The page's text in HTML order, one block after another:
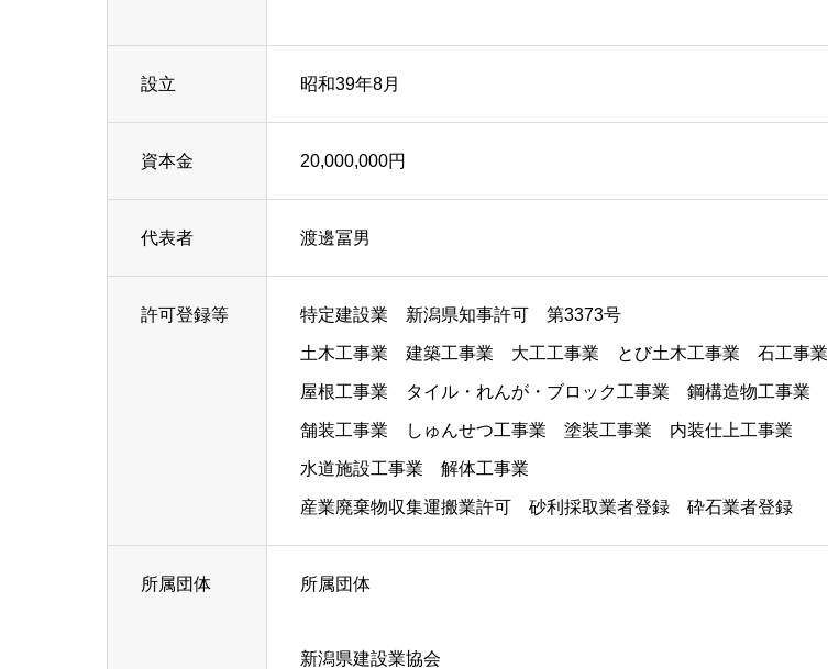
設立 昭和39年8月
資本金 20,000,000円
代表者 渡邊冨男
許可登録等 特定建設業 新潟県知事許可 第3373号
土木工事業 建築工事業 大工工事業 とび土木工事業 石工事業
屋根工事業 タイル・れんが・ブロック工事業 鋼構造物工事業
舗装工事業 しゅんせつ工事業 塗装工事業 内装仕上工事業
水道施設工事業 解体工事業
産業廃棄物収集運搬業許可 砂利採取業者登録 砕石業者登録
所属団体 所属団体
新潟県建設業協会